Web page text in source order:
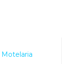
Motelaria